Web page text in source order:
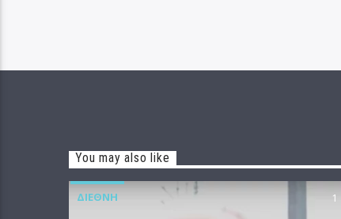
You may also like
ΔΙΕΘΝΉ 1